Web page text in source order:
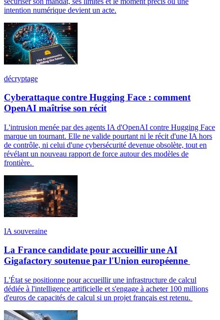
intention numérique devient un acte.
décryptage
Cyberattaque contre Hugging Face : comment
OpenAI maîtrise son récit
L'intrusion menée par des agents IA d'OpenAI contre Hugging Face
marque un tournant. Elle ne valide pourtant ni le récit d'une IA hors
de contrôle, ni celui d'une cybersécurité devenue obsolète, tout en
révélant un nouveau rapport de force autour des modèles de
frontière.
IA souveraine
La France candidate pour accueillir une AI
Gigafactory soutenue par l'Union européenne
L'État se positionne pour accueillir une infrastructure de calcul
dédiée à l'intelligence artificielle et s'engage à acheter 100 millions
d'euros de capacités de calcul si un projet français est retenu.